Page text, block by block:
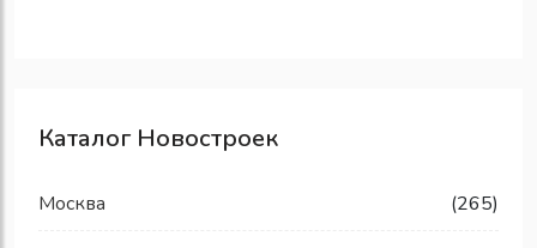
Каталог Новостроек
Москва (265)